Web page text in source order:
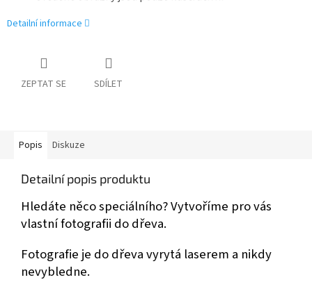
Detailní informace
ZEPTAT SE SDÍLET
Popis Diskuze
Detailní popis produktu
Hledáte něco speciálního? Vytvoříme pro vás
vlastní fotografii do dřeva.
Fotografie je do dřeva vyrytá laserem a nikdy
nevybledne.